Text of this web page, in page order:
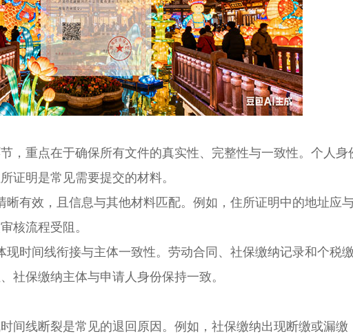
重点在于确保所有文件的真实性、完整性与一致性。个人身
证明是常见需要提交的材料。
有效，且信息与其他材料匹配。例如，住所证明中的地址应
核流程受阻。
时间线衔接与主体一致性。劳动合同、社保缴纳记录和个税
社保缴纳主体与申请人身份保持一致。
线断裂是常见的退回原因。例如，社保缴纳出现断缴或漏缴